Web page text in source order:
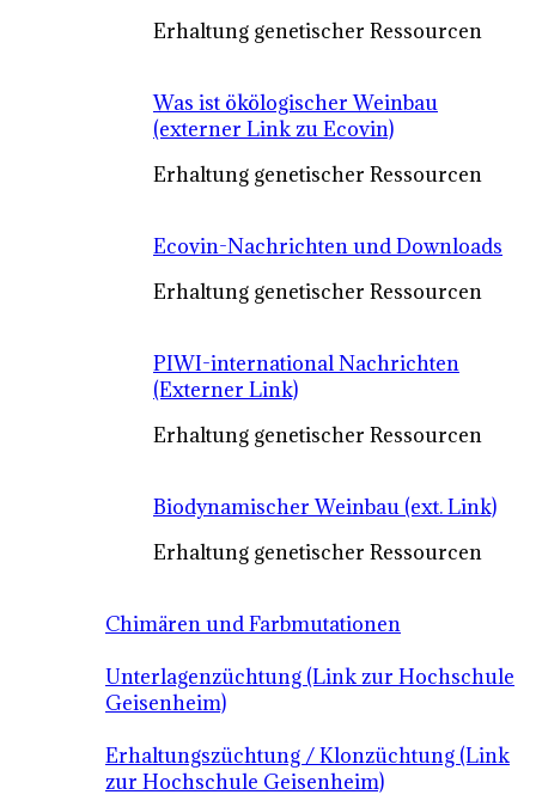
Erhaltung genetischer Ressourcen
Was ist ökölogischer Weinbau
(externer Link zu Ecovin)
Erhaltung genetischer Ressourcen
Ecovin-Nachrichten und Downloads
Erhaltung genetischer Ressourcen
PIWI-international Nachrichten
(Externer Link)
Erhaltung genetischer Ressourcen
Biodynamischer Weinbau (ext. Link)
Erhaltung genetischer Ressourcen
Chimären und Farbmutationen
Unterlagenzüchtung (Link zur Hochschule
Geisenheim)
Erhaltungszüchtung / Klonzüchtung (Link
zur Hochschule Geisenheim)